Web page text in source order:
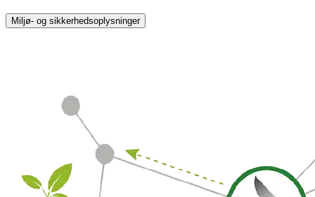
Miljø- og sikkerhedsoplysninger